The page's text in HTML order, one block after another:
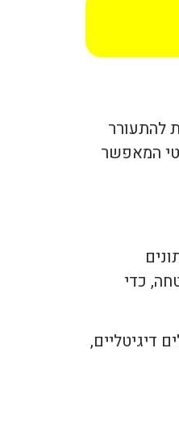
להתעורר
המאפשר
כדי
דיגיטליים,